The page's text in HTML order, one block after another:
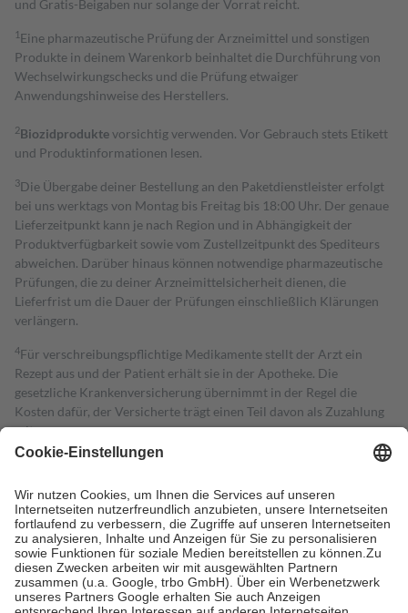
und Gratis-Beigaben nur solange der Vorrat reicht.
1 Eine pharmazeutische Prüfung der Arzneimittel und sonstigen
Produkte in deinem Warenkorb beinhaltet die Durchführung von
Wechselwirkungschecks und die Prüfung etwaiger
Anwendungshinweise des Herstellers.
2Biozidproduktevorsichtig verwenden. Vor Gebrauch stets Etikett
und Produktinformationen lesen.
3Die Übergabe deiner Bestellung an den Paketdienstleister erfolgt
bei uns werktags von Montag bis Freitag bis 18:00 Uhr. Der genaue
Lieferzeitpunkt kann je nach Region und in Abhängigkeit der
Produktverfügbarkeit sowie vom Zustellzeitpunkt des Spediteurs
abweichen. Darüber hinaus können notwendige pharmazeutische
Prüfungen, die zu deiner Arzneimittelsicherheit dienen, die
Lieferfrist um die Dauer der Prüfungen einschließlich Klärungen
verlängern.
4Für verschreibungspflichtige Medikamente stellt der Arzt ein
Rezept aus und der Patient erhält sie in der Apotheke. Die
gesetzliche Krankenversicherung übernimmt in der Regel die
Kosten dafür, der Versicherte trägt einen Teil davon als Zuzahlung
mit.
Grundsätzlich leisten Mitglieder Zuzahlungen in Höhe von zehn
höchstens zehn Euro.
Es sind jedoch nie mehr als die tatsächlichen
Kosten der Leistung zu entrichten.
Diese Regeln gelten grundsätzlich auch für Online-Apotheken.
Bei Heilmitteln und häuslicher Krankenpflege beträgt die
Zuzahlung zehn Prozent der Kosten sowie zehn Euro je
Verordnung.
Um das Engagement der Versicherten für ihre eigene Gesundheit zu